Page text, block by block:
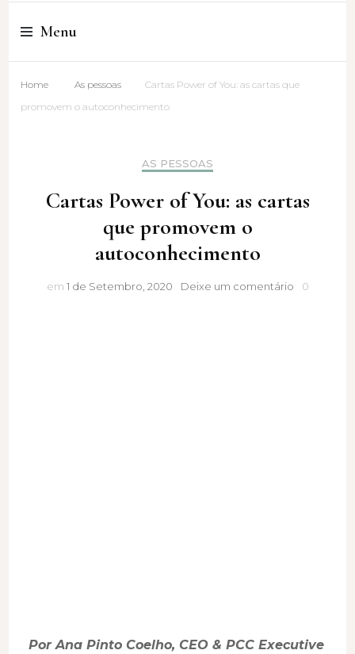
Cristina Amaro
Menu
Home As pessoas
Cartas Power of You: as cartas que
promovem o autoconhecimento
AS PESSOAS
Cartas Power of You: as cartas
que promovem o
autoconhecimento
em 1 de Setembro, 2020 Deixe um comentárioCartas
0
Por Ana Pinto Coelho, CEO & PCC Executive